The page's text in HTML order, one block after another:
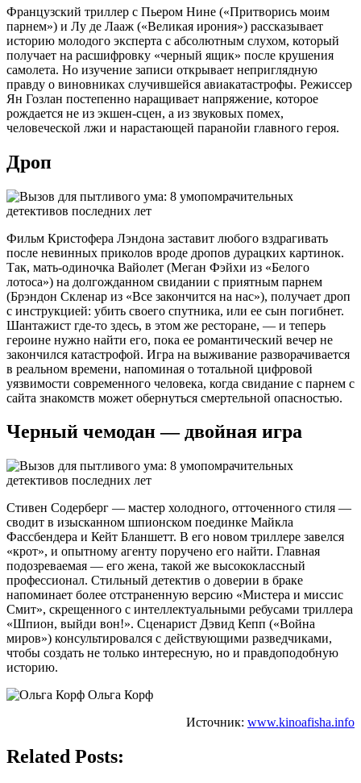
Французский триллер с Пьером Нине («Притворись моим
парнем») и Лу де Лааж («Великая ирония») рассказывает
историю молодого эксперта с абсолютным слухом, который
получает на расшифровку «черный ящик» после крушения
самолета. Но изучение записи открывает неприглядную
правду о виновниках случившейся авиакатастрофы. Режиссер
Ян Гозлан постепенно наращивает напряжение, которое
рождается не из экшен-сцен, а из звуковых помех,
человеческой лжи и нарастающей паранойи главного героя.
Дроп
Фильм Кристофера Лэндона заставит любого вздрагивать
после невинных приколов вроде дропов дурацких картинок.
Так, мать-одиночка Вайолет (Меган Фэйхи из «Белого
лотоса») на долгожданном свидании с приятным парнем
(Брэндон Скленар из «Все закончится на нас»), получает дроп
с инструкцией: убить своего спутника, или ее сын погибнет.
Шантажист где-то здесь, в этом же ресторане, — и теперь
героине нужно найти его, пока ее романтический вечер не
закончился катастрофой. Игра на выживание разворачивается
в реальном времени, напоминая о тотальной цифровой
уязвимости современного человека, когда свидание с парнем с
сайта знакомств может обернуться смертельной опасностью.
Черный чемодан — двойная игра
Стивен Содерберг — мастер холодного, отточенного стиля —
сводит в изысканном шпионском поединке Майкла
Фассбендера и Кейт Бланшетт. В его новом триллере завелся
«крот», и опытному агенту поручено его найти. Главная
подозреваемая — его жена, такой же высококлассный
профессионал. Стильный детектив о доверии в браке
напоминает более отстраненную версию «Мистера и миссис
Смит», скрещенного с интеллектуальными ребусами триллера
«Шпион, выйди вон!». Сценарист Дэвид Кепп («Война
миров») консультировался с действующими разведчиками,
чтобы создать не только интересную, но и правдоподобную
историю.
Ольга Корф
Источник: www.kinoafisha.info
Related Posts: